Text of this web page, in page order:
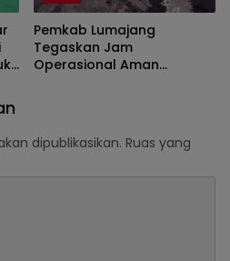
Pemkab Lumajang
Tegaskan Jam
Operasional Aman
dipublikasikan. Ruas yang